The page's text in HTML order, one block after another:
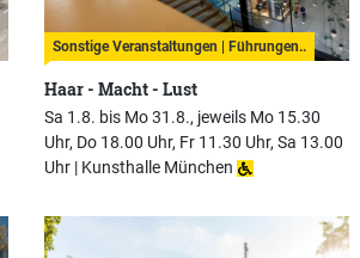
Sonstige Veranstaltungen | Führungen..
Haar - Macht - Lust
Sa 1.8. bis Mo 31.8., jeweils Mo 15.30
Uhr, Do 18.00 Uhr, Fr 11.30 Uhr, Sa 13.00
Uhr | Kunsthalle München